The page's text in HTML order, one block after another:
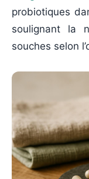
probiotiques
soulignant la
souches selon